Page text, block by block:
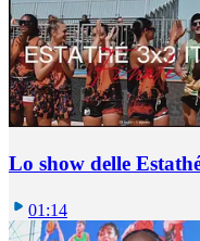
Lo show delle
01:14